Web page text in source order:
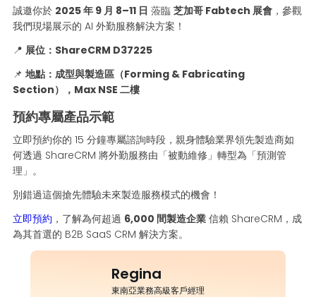
誠邀你於 2025 年 9 月 8–11 日 蒞臨 芝加哥 Fabtech 展會 ，參觀
我們現場展示的 AI 外勤服務解決方案！
📍 展位：ShareCRM D37225
📌 地點：成型與製造區（Forming & Fabricating
Section），Max NSE 二樓
預約專屬產品示範
立即預約你的 15 分鐘專屬諮詢時段，親身體驗業界領先製造商如
何透過 ShareCRM 將外勤服務由「被動維修」轉型為「預測管
理」。
別錯過這個搶先體驗未來製造服務模式的機會！
立即預約 ，了解為何超過 6,000 間製造企業 信賴 ShareCRM，成
為其首選的 B2B SaaS CRM 解決方案。
Regina
東南亞業務高級客戶經理